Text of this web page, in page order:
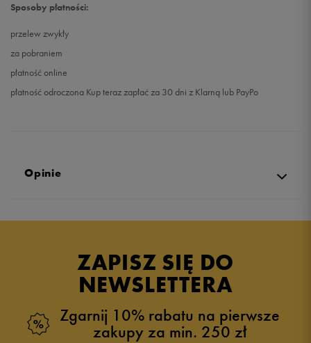
Sposoby płatności:
przelew zwykły
za pobraniem
płatność online
płatność odroczona Kup teraz zapłać za 30 dni z Klarną lub PayPo
Opinie
ZAPISZ SIĘ DO
NEWSLETTERA
Zgarnij 10% rabatu na pierwsze
zakupy za min. 250 zł